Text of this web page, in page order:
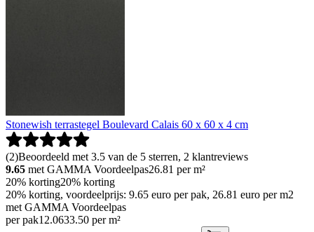
Stonewish terrastegel Boulevard Calais 60 x 60 x 4 cm
(2)Beoordeeld met 3.5 van de 5 sterren, 2 klantreviews
9.65 met GAMMA Voordeelpas26.81 per m²
20% korting20% korting
20% korting, voordeelprijs: 9.65 euro per pak, 26.81 euro per m2
met GAMMA Voordeelpas
per pak12.0633.50 per m²